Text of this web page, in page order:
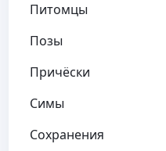
Питомцы
Позы
Причёски
Симы
Сохранения